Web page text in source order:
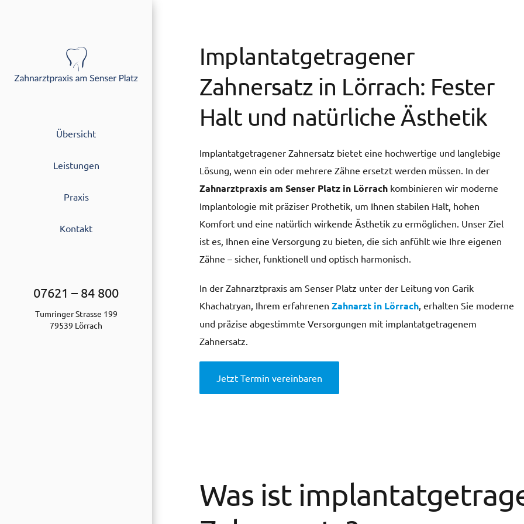
Übersicht
Leistungen
Praxis
Kontakt
07621 – 84 800
Tumringer Strasse 199
79539 Lörrach
Implantatgetragener
Zahnersatz in Lörrach: Fester
Halt und natürliche Ästhetik
Implantatgetragener Zahnersatz bietet eine hochwertige und langlebige
Lösung, wenn ein oder mehrere Zähne ersetzt werden müssen. In der
Zahnarztpraxis am Senser Platz in Lörrachkombinieren wir moderne
Implantologie mit präziser Prothetik, um Ihnen stabilen Halt, hohen
Komfort und eine natürlich wirkende Ästhetik zu ermöglichen. Unser Ziel
ist es, Ihnen eine Versorgung zu bieten, die sich anfühlt wie Ihre eigenen
Zähne – sicher, funktionell und optisch harmonisch.
In der Zahnarztpraxis am Senser Platz unter der Leitung von Garik
Khachatryan, Ihrem erfahrenen Zahnarzt in Lörrach, erhalten Sie moderne
und präzise abgestimmte Versorgungen mit implantatgetragenem
Zahnersatz.
Jetzt Termin vereinbaren
Was ist